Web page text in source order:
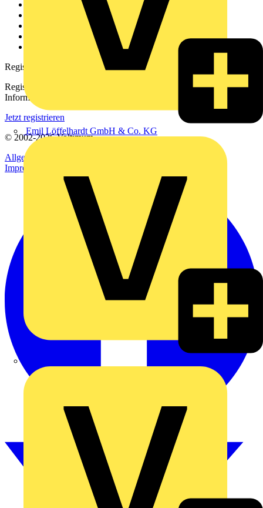
Emil Löffelhardt GmbH & Co. KG
Downloadbereich (PDFs)
Häufig gestellte Fragen
Registrierung
Registrieren Sie sich kostenlos und erhalten Sie stets aktuelle
Informationen aus der Elektroindustrie.
Jetzt registrieren
© 2002-2026Voltimum
Allgemeine Geschäftsbedingungen
Impressum